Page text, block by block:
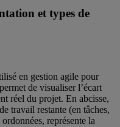
et types de
en gestion agile pour
de visualiser l’écart
réel du projet. En abcisse,
travail restante (en tâches,
représente la